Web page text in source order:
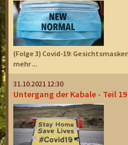
(Folge 3) Covid-19:
mehr ...
31.10.2021 12:30
Untergang der Kabale - Teil 19